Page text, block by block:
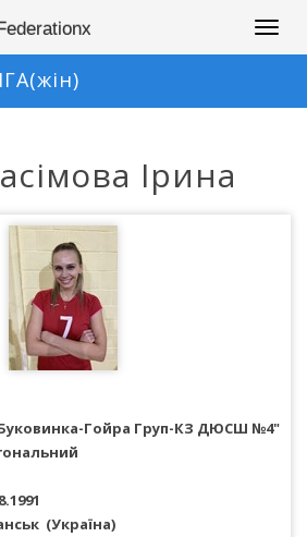
Ірина
Гойра Груп-КЗ ДЮСШ №4"
(Україна)